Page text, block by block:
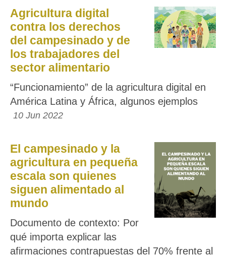
Agricultura digital
contra los derechos
del campesinado y de
los trabajadores del
sector alimentario
“Funcionamiento” de la agricultura digital en
América Latina y África, algunos ejemplos
10 Jun 2022
El campesinado y la
agricultura en pequeña
escala son quienes
siguen alimentado al
mundo
Documento de contexto: Por
qué importa explicar las
afirmaciones contrapuestas del 70% frente al